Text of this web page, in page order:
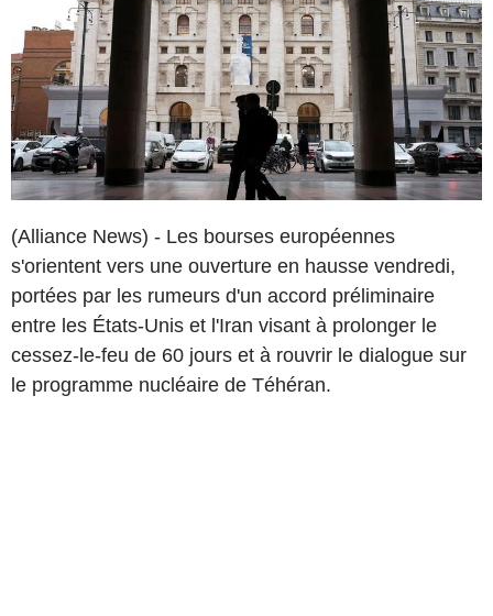
(Alliance News) - Les bourses européennes
s'orientent vers une ouverture en hausse vendredi,
portées par les rumeurs d'un accord préliminaire
entre les États-Unis et l'Iran visant à prolonger le
cessez-le-feu de 60 jours et à rouvrir le dialogue sur
le programme nucléaire de Téhéran.